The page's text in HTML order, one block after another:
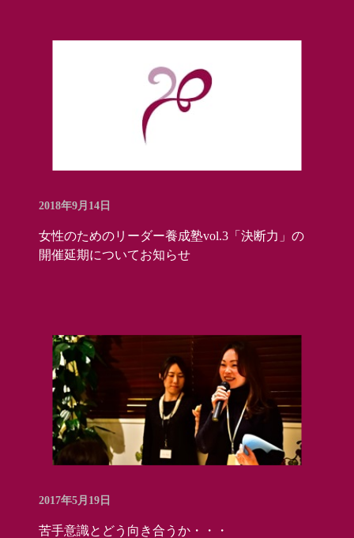
2018年9月14日
女性のためのリーダー養成塾vol.3「決断力」の
開催延期についてお知らせ
2017年5月19日
苦手意識とどう向き合うか・・・